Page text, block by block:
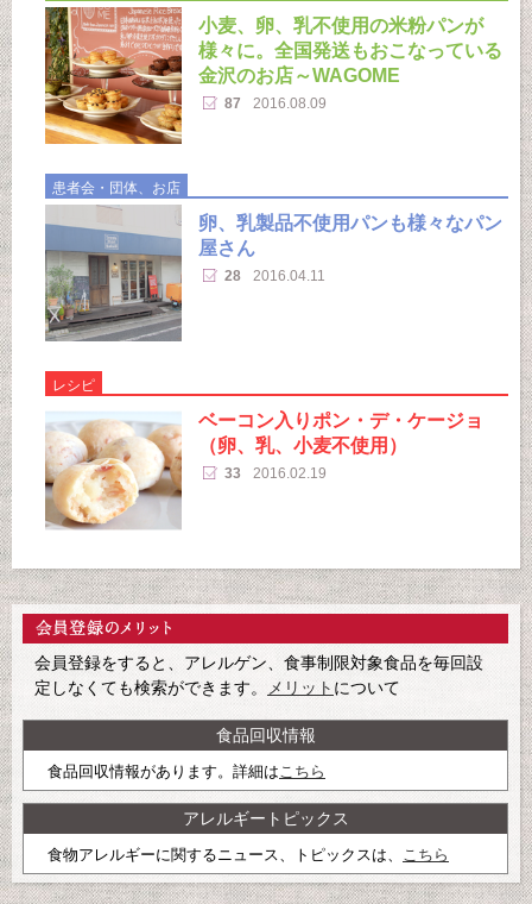
小麦、卵、乳不使用の米粉パンが
様々に。全国発送もおこなっている
金沢のお店～WAGOME
87 2016.08.09
患者会・団体、お店
卵、乳製品不使用パンも様々なパン
屋さん
28 2016.04.11
レシピ
ベーコン入りポン・デ・ケージョ
（卵、乳、小麦不使用）
33 2016.02.19
会員登録をすると、アレルゲン、食事制限対象食品を毎回設
定しなくても検索ができます。
メリット について
食品回収情報
食品回収情報があります。詳細はこちら
アレルギートピックス
食物アレルギーに関するニュース、トピックスは、 こちら